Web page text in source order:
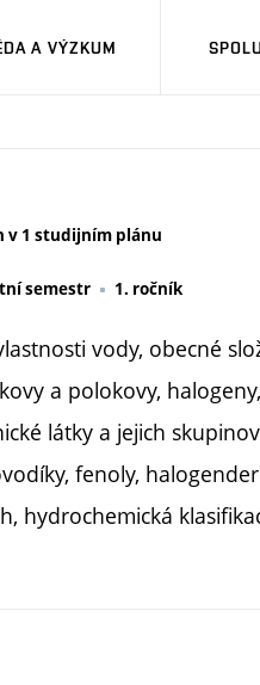
A VÝZKUM
v 1 studijním plánu
semestr 1. ročník
vody, obecné
a polokovy,
látky a jejich
fenoly,
hydrochemická